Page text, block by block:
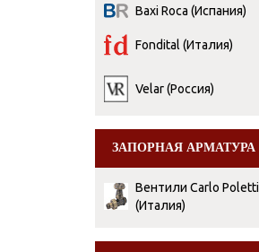
Baxi Roca (Испания)
Fondital (Италия)
Velar (Россия)
ЗАПОРНАЯ АРМАТУРА
Вентили Сarlo Poletti
(Италия)